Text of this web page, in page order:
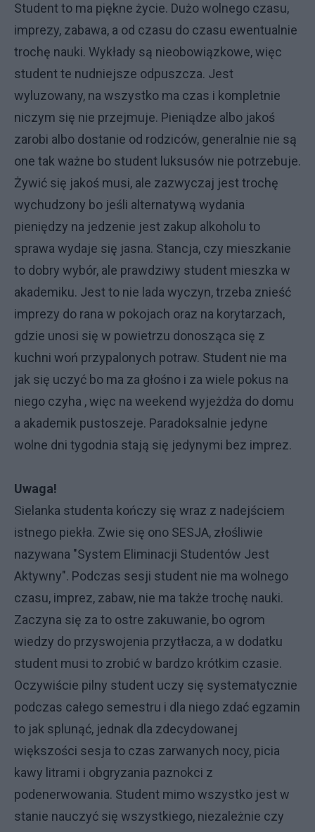
Student to ma piękne życie. Dużo wolnego czasu,
imprezy, zabawa, a od czasu do czasu ewentualnie
trochę nauki. Wykłady są nieobowiązkowe, więc
student te nudniejsze odpuszcza. Jest
wyluzowany, na wszystko ma czas i kompletnie
niczym się nie przejmuje. Pieniądze albo jakoś
zarobi albo dostanie od rodziców, generalnie nie są
one tak ważne bo student luksusów nie potrzebuje.
Żywić się jakoś musi, ale zazwyczaj jest trochę
wychudzony bo jeśli alternatywą wydania
pieniędzy na jedzenie jest zakup alkoholu to
sprawa wydaje się jasna. Stancja, czy mieszkanie
to dobry wybór, ale prawdziwy student mieszka w
akademiku. Jest to nie lada wyczyn, trzeba znieść
imprezy do rana w pokojach oraz na korytarzach,
gdzie unosi się w powietrzu donosząca się z
kuchni woń przypalonych potraw. Student nie ma
jak się uczyć bo ma za głośno i za wiele pokus na
niego czyha , więc na weekend wyjeżdża do domu
a akademik pustoszeje. Paradoksalnie jedyne
wolne dni tygodnia stają się jedynymi bez imprez.
Uwaga!
Sielanka studenta kończy się wraz z nadejściem
istnego piekła. Zwie się ono SESJA, złośliwie
nazywana "System Eliminacji Studentów Jest
Aktywny". Podczas sesji student nie ma wolnego
czasu, imprez, zabaw, nie ma także trochę nauki.
Zaczyna się za to ostre zakuwanie, bo ogrom
wiedzy do przyswojenia przytłacza, a w dodatku
student musi to zrobić w bardzo krótkim czasie.
Oczywiście pilny student uczy się systematycznie
podczas całego semestru i dla niego zdać egzamin
to jak splunąć, jednak dla zdecydowanej
większości sesja to czas zarwanych nocy, picia
kawy litrami i obgryzania paznokci z
podenerwowania. Student mimo wszystko jest w
stanie nauczyć się wszystkiego, niezależnie czy